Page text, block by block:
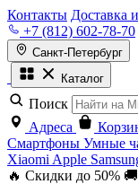
Контакты Доставка
+7 (812) 602-78-70
Санкт-Петербург
Каталог
Поиск
Адреса
Смартфоны Умные
Xiaomi Apple
🔥 Скидки до 50%